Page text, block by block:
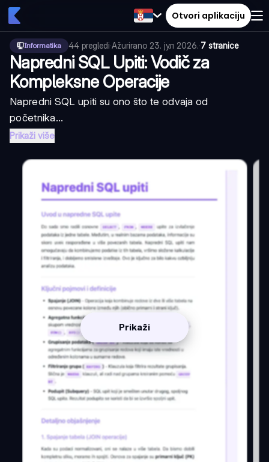
Otvori aplikaciju
Informatika 44 pregledi·Ažurirano 23. јул 2026.·7 stranice
Napredni SQL Upiti: Vodič za
Kompleksne Operacije
Napredni SQL upiti su ono što te odvaja od
početnika...
Prikaži više
Prikaži